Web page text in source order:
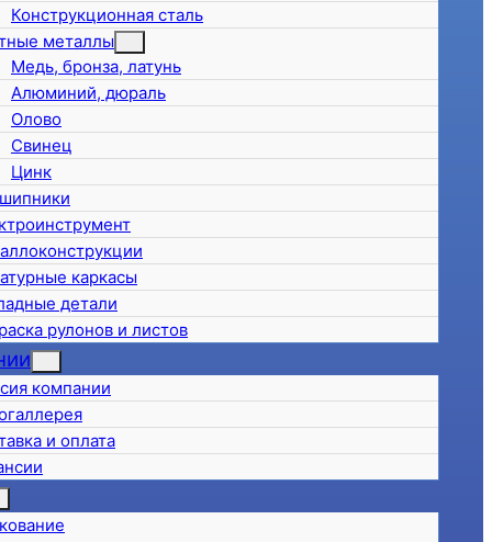
Конструкционная сталь
металлы
Медь, бронза, латунь
Алюминий, дюраль
Олово
Свинец
Цинк
каркасы
детали
рулонов и листов
компании
и оплата